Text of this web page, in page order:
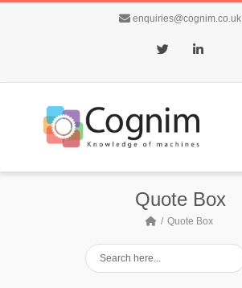
enquiries@cognim.co.uk
Twitter LinkedIn
Quote Box
Quote Box